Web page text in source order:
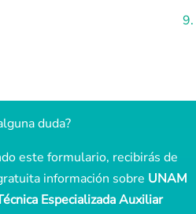
duda?
este formulario, recibirás de
información sobre UNAM
Especializada Auxiliar